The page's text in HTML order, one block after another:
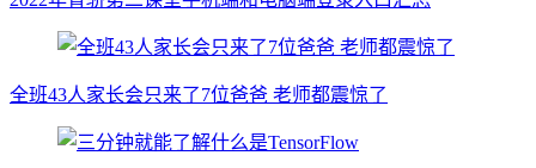
全班43人家长会只来了7位爸爸 老师都震惊了